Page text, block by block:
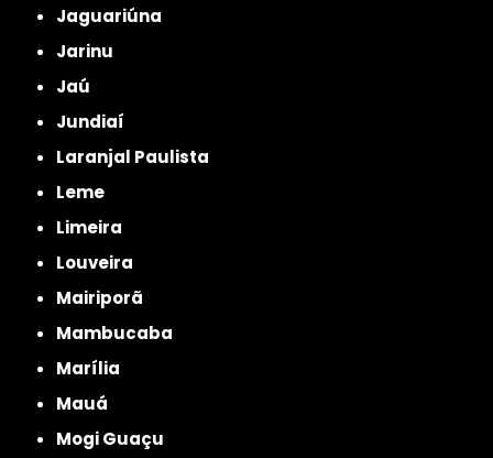
Jaguariúna
Jarinu
Jaú
Jundiaí
Laranjal Paulista
Leme
Limeira
Louveira
Mairiporã
Mambucaba
Marília
Mauá
Mogi Guaçu